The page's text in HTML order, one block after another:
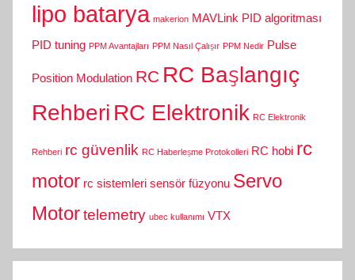
lipo batarya makerion MAVLink PID algoritması
PID tuning PPM Avantajları PPM Nasıl Çalışır PPM Nedir Pulse
Position Modulation RC RC Başlangıç
Rehberi RC Elektronik RC Elektronik
Rehberi rc güvenlik RC Haberleşme Protokolleri RC hobi rc
motor rc sistemleri sensör füzyonu Servo
Motortelemetry ubec kullanımı VTX